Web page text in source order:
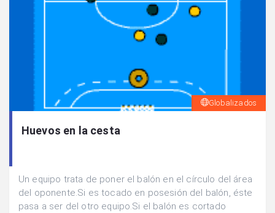
Globalizados
Huevos en la cesta
Un equipo trata de poner el balón en el círculo del área
del oponente.Si es tocado en posesión del balón, éste
pasa a ser del otro equipo.Si el balón es cortado